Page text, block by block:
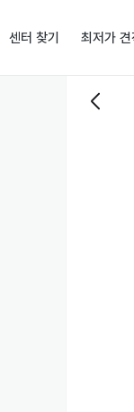
센터 찾기 최저가